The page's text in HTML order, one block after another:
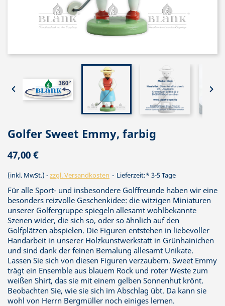
 
Golfer Sweet Emmy, farbig
47,00 €
(inkl. MwSt.) zzgl. Versandkosten Lieferzeit:* 3-5 Tage
Für alle Sport- und insbesondere Golffreunde haben wir eine
besonders reizvolle Geschenkidee: die witzigen Miniaturen
unserer Golfergruppe spiegeln allesamt wohlbekannte
Szenen wider, die sich so, oder so ähnlich auf den
Golfplätzen abspielen. Die Figuren entstehen in liebevoller
Handarbeit in unserer Holzkunstwerkstatt in Grünhainichen
und sind dank der feinen Bemalung allesamt Unikate.
Lassen Sie sich von diesen Figuren verzaubern. Sweet Emmy
trägt ein Ensemble aus blauem Rock und roter Weste zum
weißen Shirt, das sie mit einem gelben Sonnenhut krönt.
Beobachten Sie, wie sie sich im Abschlag übt. Da kann sie
wohl von Herrn Bergmüller noch einiges lernen.